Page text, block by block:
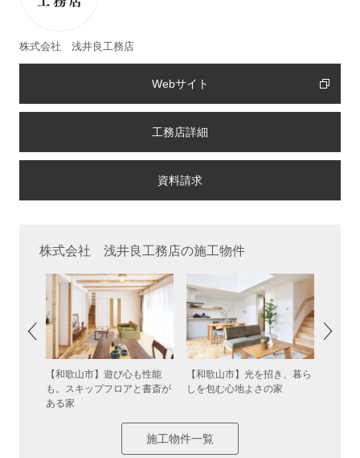
株式会社 浅井良工務店
Webサイト
工務店詳細
株式会社 浅井良工務店の施工物件
【和歌山市】遊び心も性能
も。スキップフロアと書斎が
ある家
【和歌山市】光を招き、暮ら
しを包む心地よさの家
施工物件一覧